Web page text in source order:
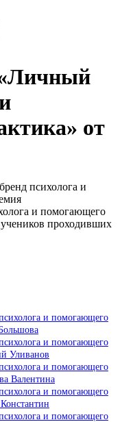
от
психолога и
и помогающего
проходивших
и помогающего
и помогающего
Уливанов
и помогающего
Валентина
и помогающего
и помогающего